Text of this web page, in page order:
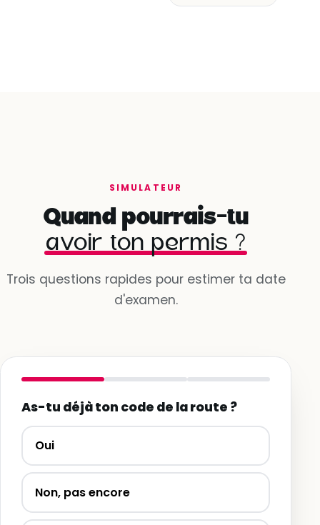
SIMULATEUR
Quand pourrais-tu
avoir ton permis ?
Trois questions rapides pour estimer ta date
d'examen.
As-tu déjà ton code de la route ?
Oui
Non, pas encore